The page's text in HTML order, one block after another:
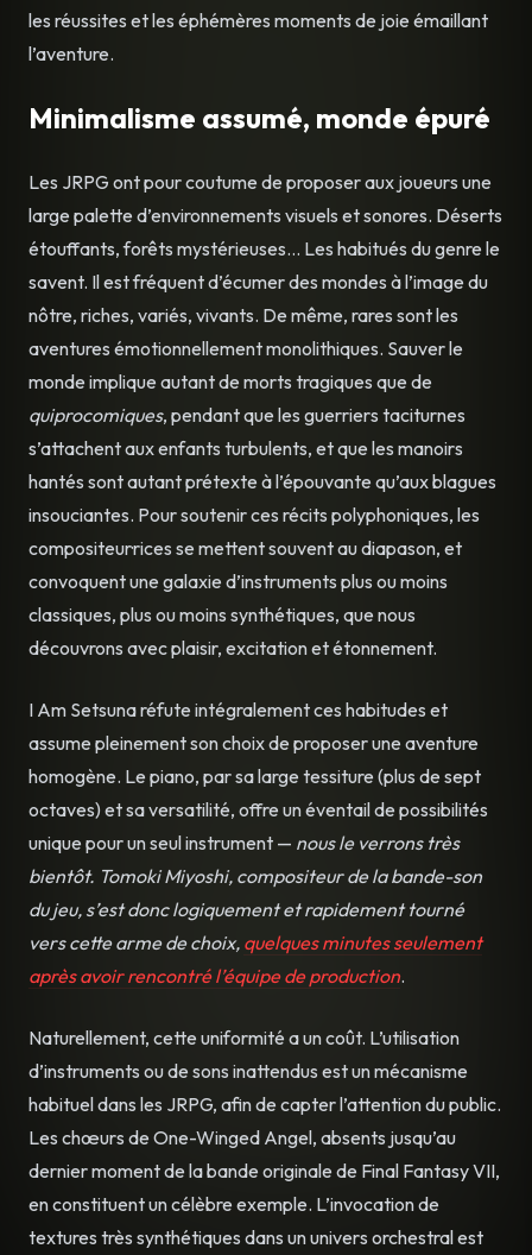
les réussites et les éphémères moments de joie émaillant
l’aventure.
Minimalisme assumé, monde épuré
Les JRPG ont pour coutume de proposer aux joueurs une
large palette d’environnements visuels et sonores. Déserts
étouffants, forêts mystérieuses… Les habitués du genre le
savent. Il est fréquent d’écumer des mondes à l’image du
nôtre, riches, variés, vivants. De même, rares sont les
aventures émotionnellement monolithiques. Sauver le
monde implique autant de morts tragiques que de
quiprocomiques, pendant que les guerriers taciturnes
s’attachent aux enfants turbulents, et que les manoirs
hantés sont autant prétexte à l’épouvante qu’aux blagues
insouciantes. Pour soutenir ces récits polyphoniques, les
compositeur·rices se mettent souvent au diapason, et
convoquent une galaxie d’instruments plus ou moins
classiques, plus ou moins synthétiques, que nous
découvrons avec plaisir, excitation et étonnement.
I Am Setsuna réfute intégralement ces habitudes et
assume pleinement son choix de proposer une aventure
homogène. Le piano, par sa large tessiture (plus de sept
octaves) et sa versatilité, offre un éventail de possibilités
unique pour un seul instrument — nous le verrons très
bientôt. Tomoki Miyoshi, compositeur de la bande-son
du jeu, s’est donc logiquement et rapidement tourné
vers cette arme de choix, quelques minutes seulement
après avoir rencontré l’équipe de production.
Naturellement, cette uniformité a un coût. L’utilisation
d’instruments ou de sons inattendus est un mécanisme
habituel dans les JRPG, afin de capter l’attention du public.
Les chœurs de One-Winged Angel, absents jusqu’au
dernier moment de la bande originale de Final Fantasy VII,
en constituent un célèbre exemple. L’invocation de
textures très synthétiques dans un univers orchestral est